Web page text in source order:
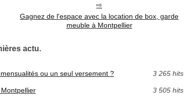
Gagnez de l'espace avec la location de box, garde
meuble à Montpellier
actu.
ou un seul versement ? 3 265 hits
3 505 hits